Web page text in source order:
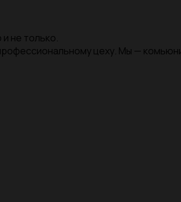
не только.
цеху. Мы —